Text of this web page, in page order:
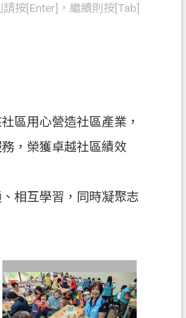
按[Enter]，繼續則按[Tab]
區用心營造社區產業，
，榮獲卓越社區績效
相互學習，同時凝聚志